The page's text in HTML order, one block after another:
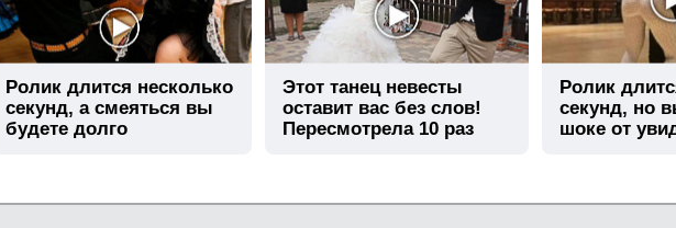
Ролик длится несколько
секунд, а смеяться вы
будете долго
Этот танец невесты
оставит вас без слов!
Пересмотрела 10 раз
Ролик
секунд, но
шоке от